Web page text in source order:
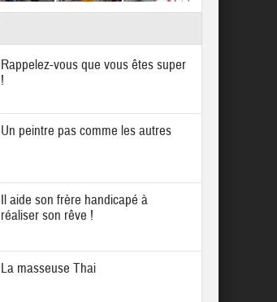
Rappelez-vous que vous êtes super
!
Un peintre pas comme les autres
Il aide son frère handicapé à
réaliser son rêve !
La masseuse Thai